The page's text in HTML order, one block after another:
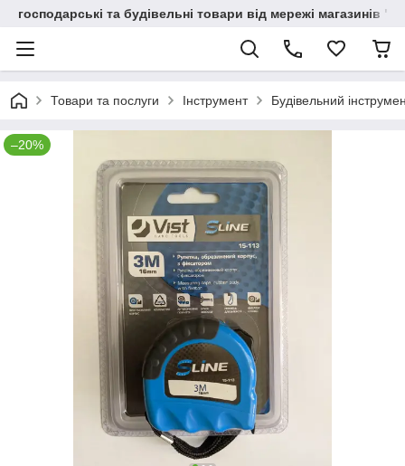
господарські та будівельні товари від мережі магазинів
Товари та послуги Інструмент Будівельний
–20%